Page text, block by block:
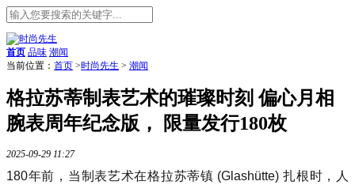
首页 品味 潮闻
当前位置： 首页 >时尚先生 > 潮闻
格拉苏蒂制表艺术的璀璨时刻 偏心月相
腕表周年纪念版， 限量发行180枚
2025-09-29 11:27
180年前，当制表艺术在格拉苏蒂镇 (Glashütte) 扎根时，人